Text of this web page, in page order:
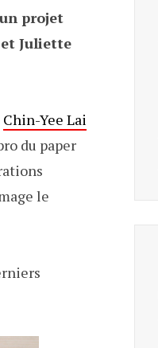
projet
et Juliette
Chin-Yee Lai
du paper
le